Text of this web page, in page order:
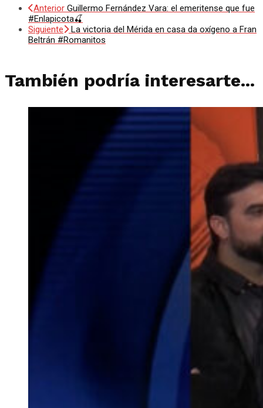
Anterior Guillermo Fernández Vara: el emeritense que fue
#Enlapicota🍒
Siguiente
La victoria del Mérida en casa da oxígeno a Fran
Beltrán #Romanitos
También podría interesarte...